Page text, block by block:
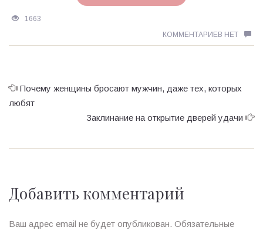
1663
КОММЕНТАРИЕВ НЕТ
Почему женщины бросают мужчин, даже тех, которых
любят
Заклинание на открытие дверей удачи
Добавить комментарий
Ваш адрес email не будет опубликован. Обязательные